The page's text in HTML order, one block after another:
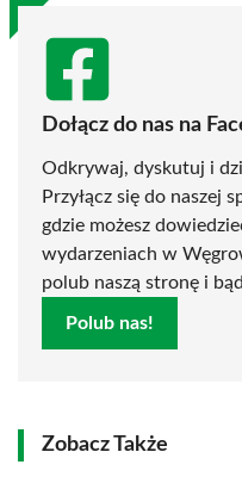
Dołącz do nas na
Odkrywaj, dyskutuj i
Przyłącz się do naszej
gdzie możesz
wydarzeniach w
polub naszą stronę i
Polub nas!
Zobacz Także